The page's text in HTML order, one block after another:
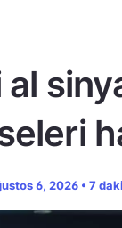
6, 2026 • 7